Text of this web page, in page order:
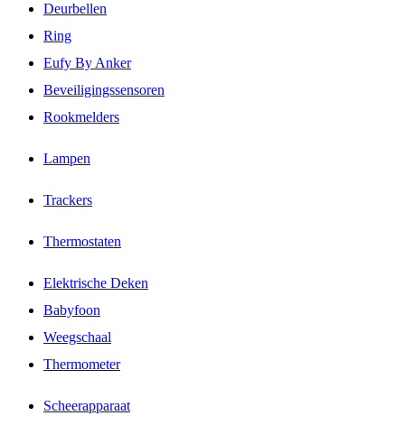
Deurbellen
Ring
Eufy By Anker
Beveiligingssensoren
Rookmelders
Lampen
Trackers
Thermostaten
Elektrische Deken
Babyfoon
Weegschaal
Thermometer
Scheerapparaat